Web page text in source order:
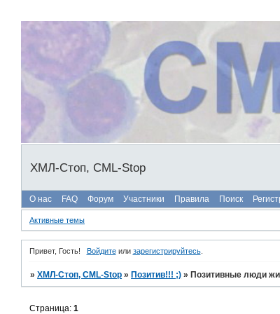
ХМЛ-Стоп, CML-Stop
О нас FAQ Форум Участники Правила Поиск
Активные темы
Привет, Гость! Войдитеили зарегистрируйтесь.
»ХМЛ-Стоп, CML-Stop »Позитив!!! ;) »Позитивные люди
Страница:1